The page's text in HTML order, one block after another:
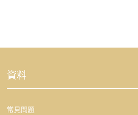
資料
常見問題